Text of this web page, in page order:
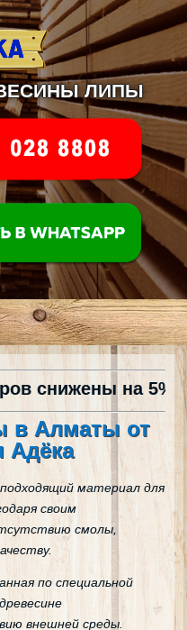
ЛИПЫ
!!!
в Алматы от
Адёка
материал для
своим
смолы,
по специальной
внешней среды.